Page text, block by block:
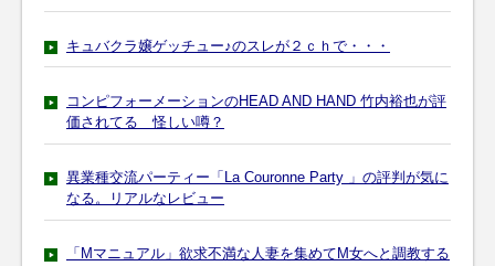
キュバクラ嬢ゲッチュー♪のスレが２ｃｈで・・・
コンピフォーメーションのHEAD AND HAND 竹内裕也が評
価されてる 怪しい噂？
異業種交流パーティー「La Couronne Party 」の評判が気に
なる。リアルなレビュー
「Mマニュアル」欲求不満な人妻を集めてM女へと調教する